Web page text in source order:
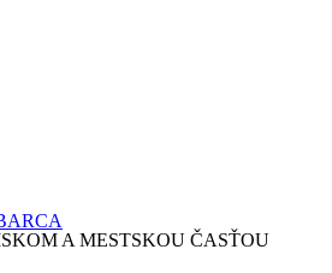
A MESTSKOU ČASŤOU